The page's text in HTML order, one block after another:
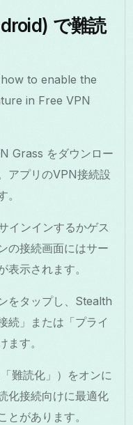
で難読
to enable the
in Free VPN
Grass をダウンロー
アプリのVPN接続設
インインするかゲス
の接続画面にはサー
示されます。
をタップし、Stealth
続」または「プライ
す。
難読化」）をオンに
化接続向けに最適化
とがあります。